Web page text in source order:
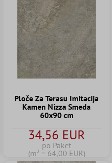
Ploče Za Terasu Imitacija
Kamen Nizza Smeđa
60x90 cm
34,56 EUR
po Paket
(m² = 64,00 EUR)